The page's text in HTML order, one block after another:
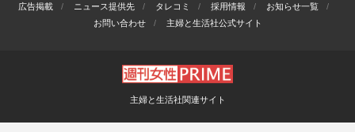
広告掲載
ニュース提供先 タレコミ 採用情報
お知らせ一覧
お問い合わせ
主婦と生活社公式サイト
主婦と生活社関連サイト